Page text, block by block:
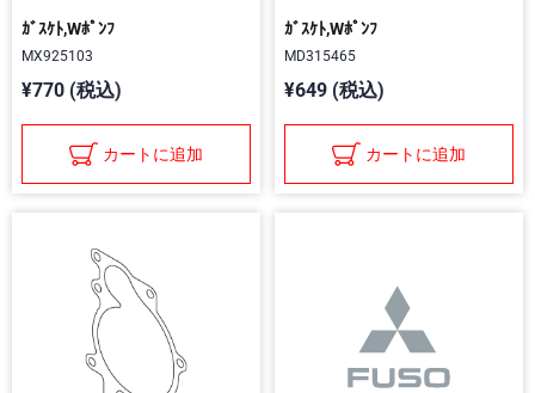
ｶﾞｽｹﾄ,Wﾎﾟﾝﾌ
MX925103
¥770 (税込)
カートに追加
ｶﾞｽｹﾄ,Wﾎﾟﾝﾌ
MD315465
¥649 (税込)
カートに追加